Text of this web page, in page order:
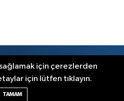
© 2023. Her hakkı saklıdır.
için çerezlerden
için lütfen tıklayın.
TAMAM